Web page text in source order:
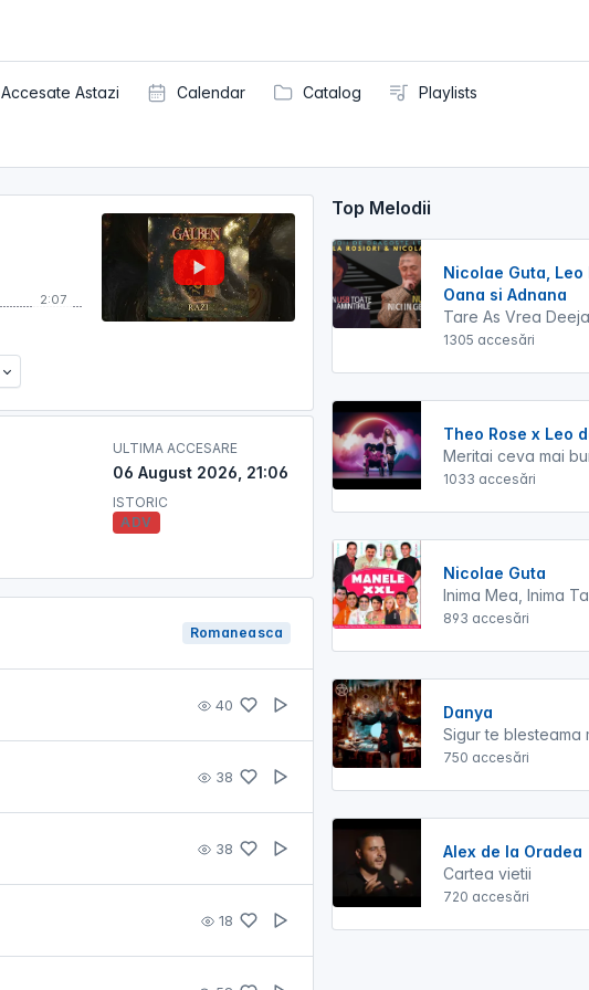
Accesate Astazi Calendar Catalog Playlists
2:07
ULTIMA ACCESARE
06 August 2026, 21:06
ISTORIC
ADV
Romaneasca
40
38
38
18
Top Melodii
Nicolae Guta, Leo
Oana si Adnana
Tare As Vrea
1305 accesări
Theo Rose x Leo
Meritai ceva mai
1033 accesări
Nicolae Guta
Inima Mea, Inima
893 accesări
Danya
Sigur te blesteama
750 accesări
Alex de la Oradea
Cartea vietii
720 accesări